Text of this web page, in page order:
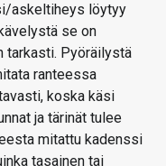
askeltiheys löytyy
se on
tarkasti. Pyöräilystä
ranteessa
koska käsi
ja tärinät tulee
mitattu kadenssi
tasainen tai